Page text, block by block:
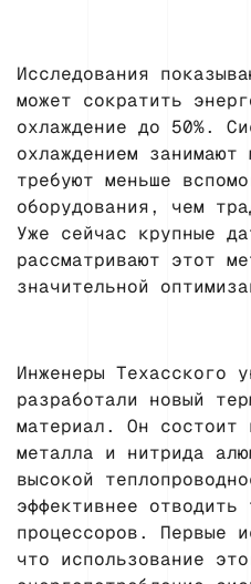
Исследования
может сократить
охлаждение до 50%.
охлаждением
требуют меньше
оборудования, чем
Уже сейчас крупные
рассматривают этот
значительной
Инженеры Техасского
разработали новый
материал. Он состоит
металла и нитрида
высокой
эффективнее
процессоров. Первые
что использование